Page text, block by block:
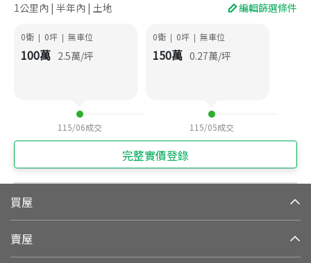
1公里內 | 半年內 | 土地 編輯篩選條件
0衛 | 0坪 | 無車位
100萬 2.5萬/坪
115/06成交
0衛 | 0坪 | 無車位
150萬 0.27萬/坪
115/05成交
完整實價登錄
買屋
賣屋